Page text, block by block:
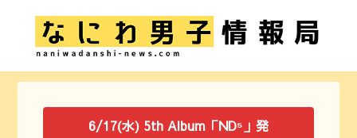
6/17(水) 5th Album「ND⁵」発